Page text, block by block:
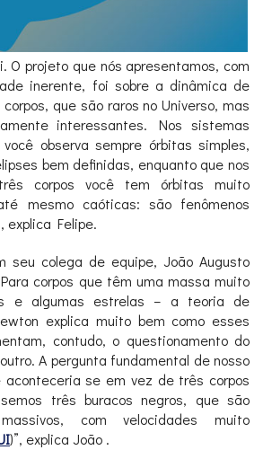
O projeto que nós apresentamos, com
inerente, foi sobre a dinâmica de
que são raros no Universo, mas
interessantes. Nos sistemas
observa sempre órbitas simples,
bem definidas, enquanto que nos
corpos você tem órbitas muito
mesmo caóticas: são fenômenos
explica Felipe.
seu colega de equipe, João Augusto
corpos que têm uma massa muito
e algumas estrelas – a teoria de
explica muito bem como esses
contudo, o questionamento do
A pergunta fundamental de nosso
se em vez de três corpos
três buracos negros, que são
com velocidades muito
)”, explica João .